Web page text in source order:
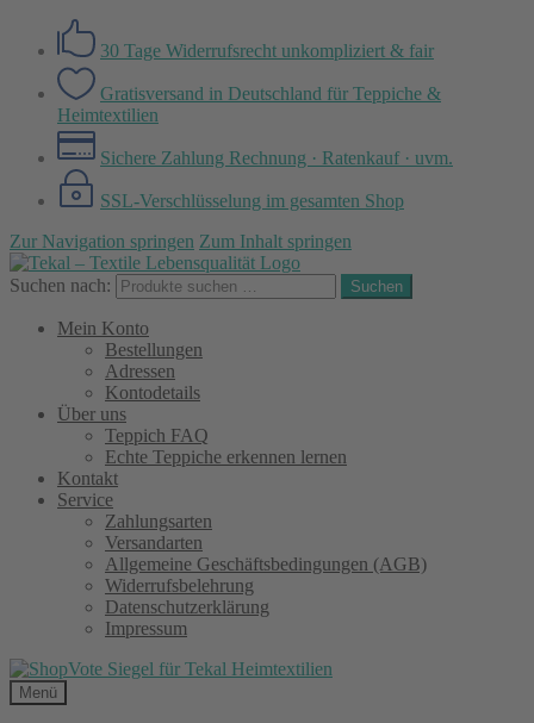
30 Tage Widerrufsrecht unkompliziert & fair
Gratisversand in Deutschland für Teppiche &
Heimtextilien
Sichere Zahlung Rechnung · Ratenkauf · uvm.
SSL-Verschlüsselung im gesamten Shop
Zur Navigation springen Zum Inhalt springen
Suchen nach: Suchen
Mein Konto
Bestellungen
Adressen
Kontodetails
Über uns
Teppich FAQ
Echte Teppiche erkennen lernen
Kontakt
Service
Zahlungsarten
Versandarten
Allgemeine Geschäftsbedingungen (AGB)
Widerrufsbelehrung
Datenschutzerklärung
Impressum
Menü